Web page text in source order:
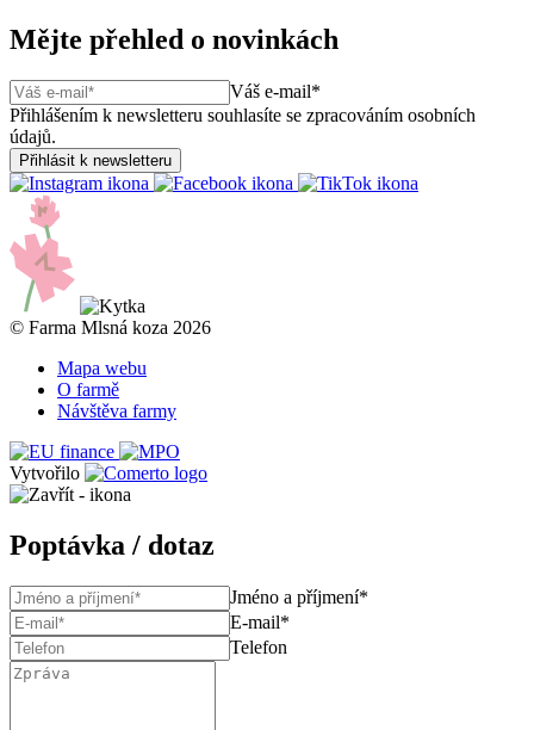
Mějte přehled o novinkách
Váš e-mail*
Přihlášením k newsletteru souhlasíte se zpracováním osobních
údajů.
© Farma Mlsná koza 2026
Mapa webu
O farmě
Návštěva farmy
Vytvořilo
Poptávka / dotaz
Jméno a příjmení*
E-mail*
Telefon